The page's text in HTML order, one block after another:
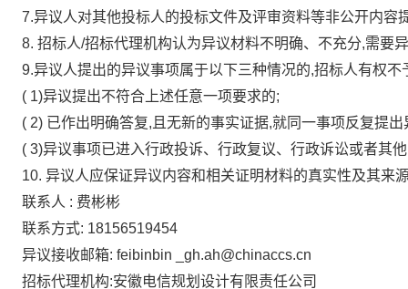
7.异议人对其他投标人的投标文件及评审资料等非公开内容
8. 招标人/招标代理机构认为异议材料不明确、不充分,需要
9.异议人提出的异议事项属于以下三种情况的,招标人有权不
( 1)异议提出不符合上述任意一项要求的;
( 2) 已作出明确答复,且无新的事实证据,就同一事项反复提出
( 3)异议事项已进入行政投诉、行政复议、行政诉讼或者其
10. 异议人应保证异议内容和相关证明材料的真实性及其来
联系人 : 费彬彬
联系方式: 18156519454
异议接收邮箱: feibinbin
_gh.ah@chinaccs.cn
招标代理机构:安徽电信规划设计有限责任公司